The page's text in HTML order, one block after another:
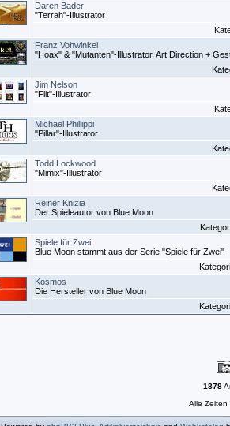
Daren Bader
"Terrah"-Illustrator
Franz Vohwinkel
"Hoax" & "Mutanten"-Illustrator, Art Direction +
Jim Nelson
"Flit"-Illustrator
Michael Phillippi
"Pillar"-Illustrator
Todd Lockwood
"Mimix"-Illustrator
Reiner Knizia
Der Spieleautor von Blue Moon
Spiele für Zwei
Blue Moon stammt aus der Serie "Spiele für Zwei"
Kosmos
Die Hersteller von Blue Moon
1878
Alle Zeiten